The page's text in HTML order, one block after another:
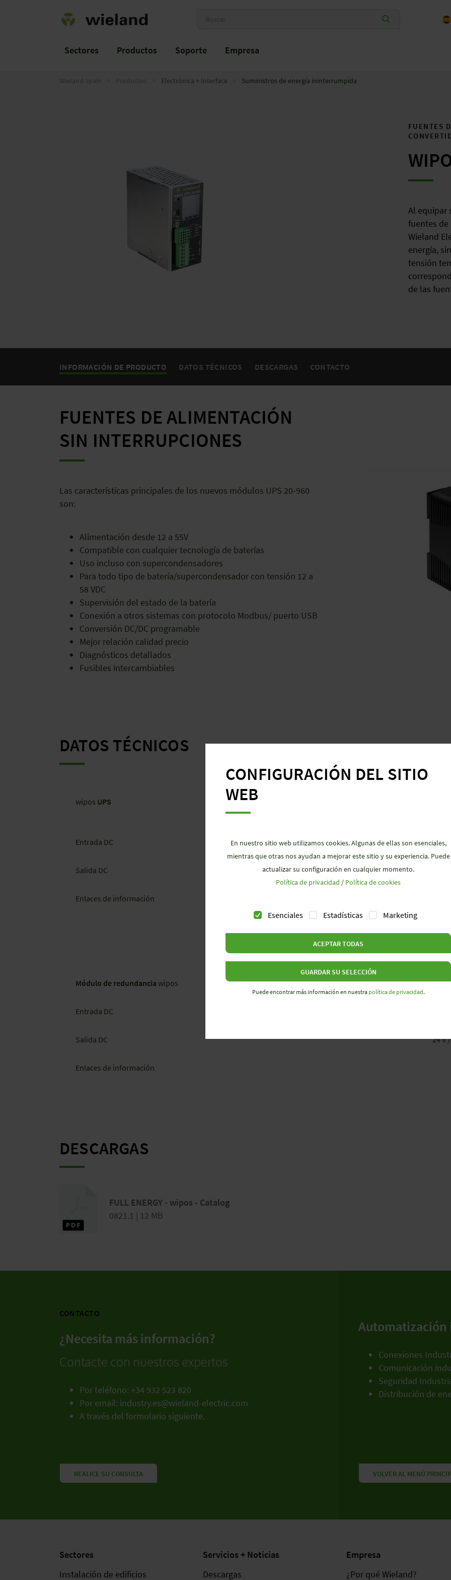
Sectores Productos Soporte Empresa
Electrónica + Interface Suministros de energía ininterrumpida
FUENTES
Al equipar
fuentes de
Wieland
energía,
tensión
de las
INFORMACIÓN DE PRODUCTO DATOS TÉCNICOS DESCARGAS CONTACTO
FUENTES DE ALIMENTACIÓN
SIN INTERRUPCIONES
Las características principales de los nuevos módulos UPS 20-960
son:
Alimentación desde 12 a 55V
Compatible con cualquier tecnología de baterías
Uso incluso con supercondensadores
Para todo tipo de batería/supercondensador con tensión 12 a
58 VDC
Supervisión del estado de la batería
Conexión a otros sistemas con protocolo Modbus/ puerto USB
Conversión DC/DC programable
Mejor relación calidad precio
Diagnósticos detallados
Fusibles intercambiables
DATOS TÉCNICOS
wipos UPS
UPS-
Entrada DC 22-28 V / 35 A 12-48 V /
Salida DC 22-27,5 V / 30 A
Enlaces de información
Módulo de redundancia wipos R20
Entrada DC 21-
Salida DC 24 V
Enlaces de información
DESCARGAS
FULL ENERGY - wipos - Catalog
0821.1 | 12 MB
CONTACTO
¿Necesita más información?
Contacte con nuestros expertos
Por teléfono: +34 932 523 820
Por email: industry.es@wieland-electric.com
A través del formulario siguiente.
REALICE SU CONSULTA
Conexiones
Comunicación
Seguridad
Distribución de
VOLVER AL MENÚ
Sectores
Instalación de edificios
Servicios + Noticias
Descargas
Empresa
¿Por qué Wieland?
CONFIGURACIÓN DEL SITIO
WEB
En nuestro sitio web utilizamos cookies. Algunas de ellas son esenciales,
mientras que otras nos ayudan a mejorar este sitio y su experiencia. Puede
actualizar su configuración en cualquier momento.
Política de privacidad / Política de cookies
Esenciales Estadísticas Marketing
ACEPTAR TODAS
GUARDAR SU SELECCIÓN
Puede encontrar más información en nuestra política de privacidad.